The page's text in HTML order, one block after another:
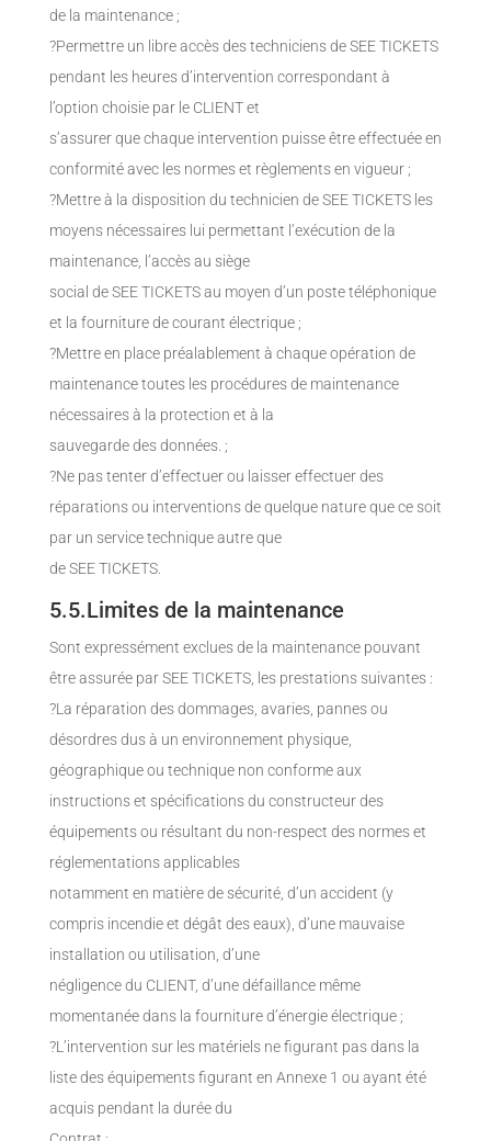
de la maintenance ;
?Permettre un libre accès des techniciens de SEE TICKETS
pendant les heures d’intervention correspondant à
l’option choisie par le CLIENT et
s’assurer que chaque intervention puisse être effectuée en
conformité avec les normes et règlements en vigueur ;
?Mettre à la disposition du technicien de SEE TICKETS les
moyens nécessaires lui permettant l’exécution de la
maintenance, l’accès au siège
social de SEE TICKETS au moyen d’un poste téléphonique
et la fourniture de courant électrique ;
?Mettre en place préalablement à chaque opération de
maintenance toutes les procédures de maintenance
nécessaires à la protection et à la
sauvegarde des données. ;
?Ne pas tenter d’effectuer ou laisser effectuer des
réparations ou interventions de quelque nature que ce soit
par un service technique autre que
de SEE TICKETS.
5.5.Limites de la maintenance
Sont expressément exclues de la maintenance pouvant
être assurée par SEE TICKETS, les prestations suivantes :
?La réparation des dommages, avaries, pannes ou
désordres dus à un environnement physique,
géographique ou technique non conforme aux
instructions et spécifications du constructeur des
équipements ou résultant du non-respect des normes et
réglementations applicables
notamment en matière de sécurité, d’un accident (y
compris incendie et dégât des eaux), d’une mauvaise
installation ou utilisation, d’une
négligence du CLIENT, d’une défaillance même
momentanée dans la fourniture d’énergie électrique ;
?L’intervention sur les matériels ne figurant pas dans la
liste des équipements figurant en Annexe 1 ou ayant été
acquis pendant la durée du